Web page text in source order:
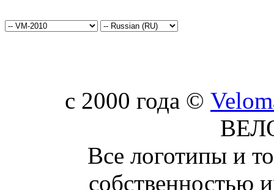
c 2000 года ©
Все логотипы и
собственностью